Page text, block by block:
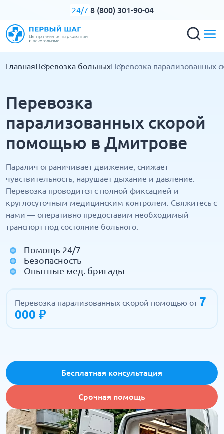
24/7 8 (800) 301-90-04
ГлавнаяПеревозка больныхПеревозка парализованных
Перевозка
парализованных скорой
помощью в Дмитрове
Паралич ограничивает движение, снижает
чувствительность, нарушает дыхание и давление.
Перевозка проводится с полной фиксацией и
круглосуточным медицинским контролем. Свяжитесь с
нами — оперативно предоставим необходимый
транспорт под состояние больного.
Помощь 24/7
Безопасность
Опытные мед. бригады
Перевозка парализованных скорой помощью от 7
000 ₽
Бесплатная консультация
Срочная помощь